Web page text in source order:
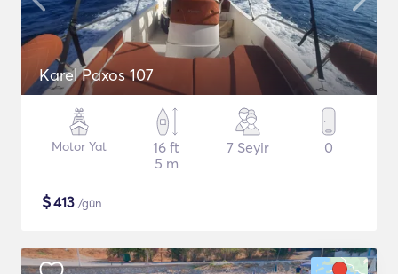
Karel Paxos 107
Motor Yat
16 ft
5 m
7 Seyir 0
$413 /gün